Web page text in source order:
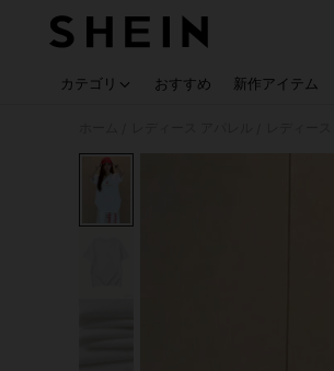
カテゴリ おすすめ 新作アイテム